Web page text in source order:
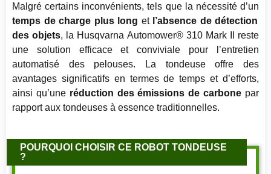
Malgré certains inconvénients, tels que la nécessité d’un
temps de charge plus long et l’absence de détection
des objets, la Husqvarna Automower® 310 Mark II reste
une solution efficace et conviviale pour l’entretien
automatisé des pelouses. La tondeuse offre des
avantages significatifs en termes de temps et d’efforts,
ainsi qu’une réduction des émissions de carbone par
rapport aux tondeuses à essence traditionnelles.
POURQUOI CHOISIR CE ROBOT TONDEUSE
?